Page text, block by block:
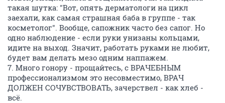
такая шутка: "Вот, опять дерматологи на цикл
заехали, как самая страшная баба в группе - так
косметолог". Вообще, сапожник часто без сапог. Но
одно наблюдение - если руки унизаны кольцами,
идите на выход. Значит, работать руками не любит,
будет вам делать мезо одним наппажем.
7. Много гонору - прощайтесь, с ВРАЧЕБНЫМ
профессионализмом это несовместимо, ВРАЧ
ДОЛЖЕН СОЧУВСТВОВАТЬ, зачерствел - как хлеб -
всё.